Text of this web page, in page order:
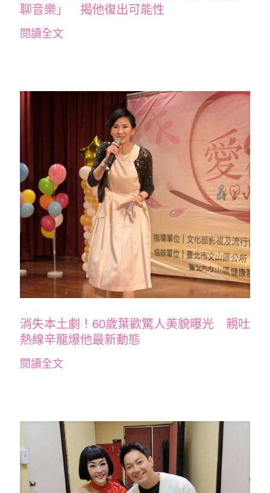
聊音樂」 揭他復出可能性
閱讀全文
消失本土劇！60歲葉歡驚人美貌曝光 親吐
熱線辛龍爆他最新動態
閱讀全文